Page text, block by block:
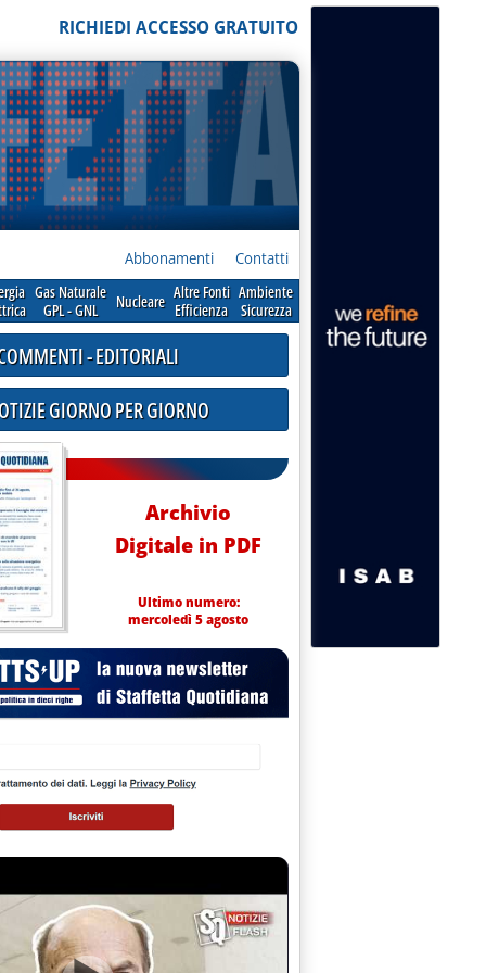
RICHIEDI ACCESSO GRATUITO
Abbonamenti Contatti
Gas Naturale
GPL - GNL
Nucleare Altre Fonti
Efficienza
Ambiente
Sicurezza
- EDITORIALI
GIORNO PER GIORNO
Archivio
Digitale in PDF
Ultimo numero:
mercoledì 5 agosto